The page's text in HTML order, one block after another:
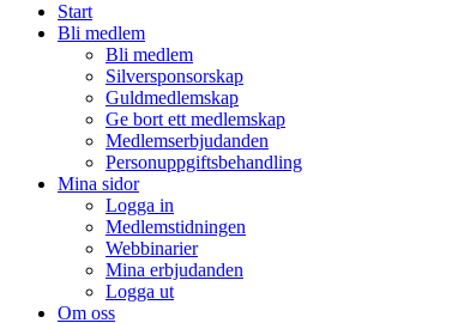
Start
Bli medlem
Bli medlem
Silversponsorskap
Guldmedlemskap
Ge bort ett medlemskap
Medlemserbjudanden
Personuppgiftsbehandling
Mina sidor
Logga in
Medlemstidningen
Webbinarier
Mina erbjudanden
Logga ut
Om oss